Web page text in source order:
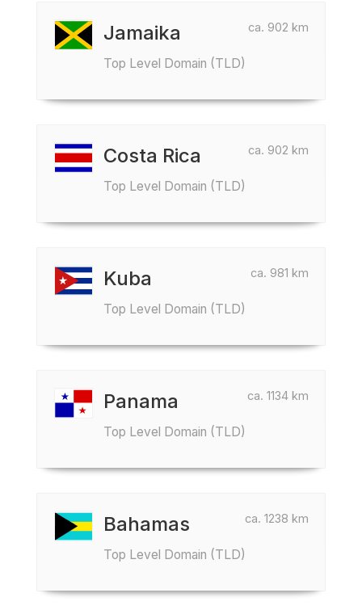
ca. 902 km
Jamaika
Top Level Domain (TLD)
ca. 902 km
Costa Rica
Top Level Domain (TLD)
ca. 981 km
Kuba
Top Level Domain (TLD)
ca. 1134 km
Panama
Top Level Domain (TLD)
ca. 1238 km
Bahamas
Top Level Domain (TLD)